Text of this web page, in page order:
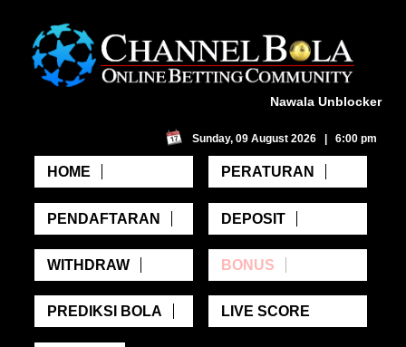
Nawala Unblocker
Sunday, 09 August 2026 | 6:00 pm
HOME PERATURAN
PENDAFTARAN DEPOSIT
WITHDRAW BONUS
PREDIKSI BOLA LIVE SCORE